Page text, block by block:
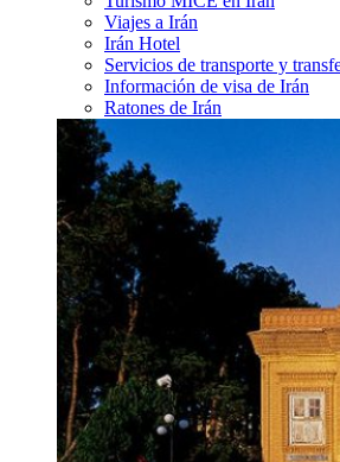
Viajes a Irán
Irán Hotel
Servicios de transporte y
Información de visa de Irán
Ratones de Irán